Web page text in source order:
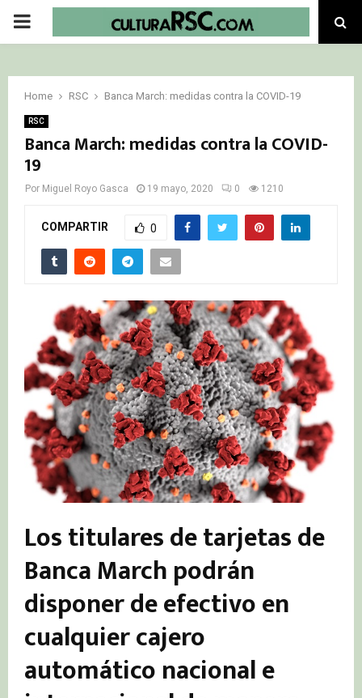
PRIMARY
Home RSC Banca March: medidas contra la COVID-19
RSC
Banca March: medidas contra la COVID-
19
Por Miguel Royo Gasca 19 mayo, 2020 0 1210
COMPARTIR 0
Los titulares de tarjetas de
Banca March podrán
disponer de efectivo en
cualquier cajero
automático nacional e